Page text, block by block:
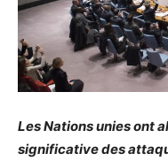
Les Nations unies ont
significative des